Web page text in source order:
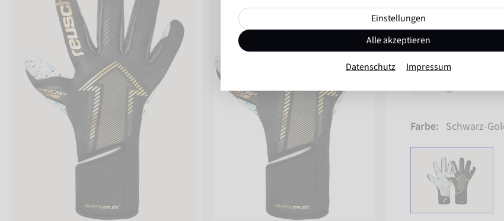
Fastgrip
Artikel-Nr. 5572900
Farbe: Schwarz-
Einstellungen
Alle akzeptieren
Datenschutz Impressum